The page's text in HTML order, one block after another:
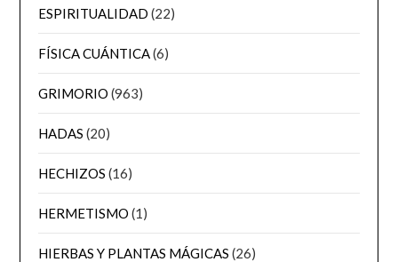
ESPIRITUALIDAD (22)
FÍSICA CUÁNTICA(6)
GRIMORIO (963)
HADAS (20)
HECHIZOS (16)
HERMETISMO (1)
HIERBAS Y PLANTAS MÁGICAS (26)